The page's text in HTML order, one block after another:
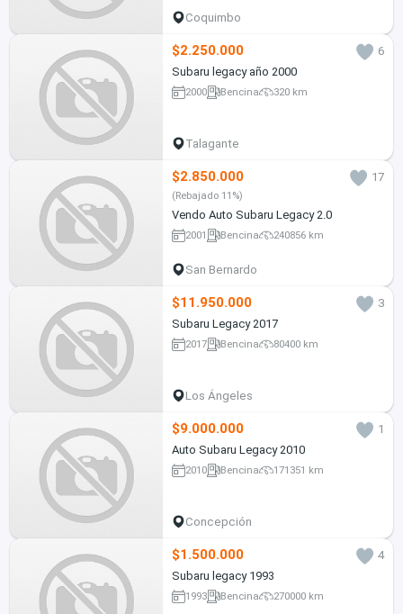
Coquimbo
$2.250.000
6
Subaru legacy año 2000
2000 Bencina 320 km
Talagante
$2.850.000 17
(Rebajado 11%)
Vendo Auto Subaru Legacy 2.0
2001 Bencina 240856 km
San Bernardo
$11.950.000
3
Subaru Legacy 2017
2017 Bencina 80400 km
Los Ángeles
$9.000.000
1
Auto Subaru Legacy 2010
2010 Bencina 171351 km
Concepción
$1.500.000
4
Subaru legacy 1993
1993 Bencina 270000 km